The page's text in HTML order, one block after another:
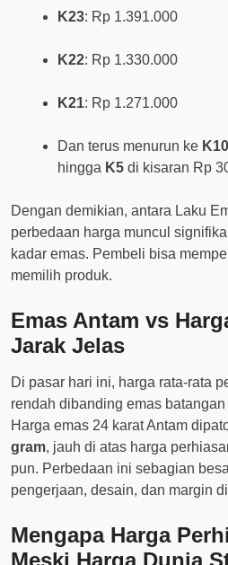
K23: Rp 1.391.000
K22: Rp 1.330.000
K21: Rp 1.271.000
Dan terus menurun ke K10
hingga K5 di kisaran Rp
Dengan demikian, antara Laku
perbedaan harga muncul
kadar emas. Pembeli bisa
memilih produk.
Emas Antam vs
Jarak Jelas
Di pasar hari ini, harga rata-rata
rendah dibanding emas
Harga emas 24 karat Antam
gram, jauh di atas harga
pun. Perbedaan ini sebagian
pengerjaan, desain, dan margin
Mengapa Harga
Meski Harga Dunia